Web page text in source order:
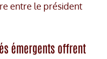
entre le président
émergents offrent